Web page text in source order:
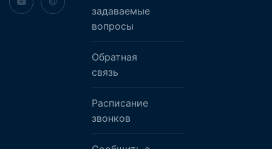
задаваемые
вопросы
Обратная
связь
Расписание
звонков